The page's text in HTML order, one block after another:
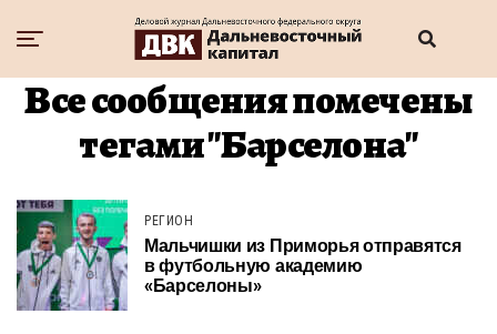
Все сообщения помечены
тегами "Барселона"
РЕГИОН
Мальчишки из Приморья отправятся
в футбольную академию
«Барселоны»